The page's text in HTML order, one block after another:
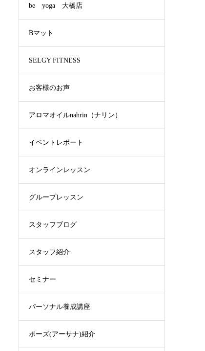
be yoga 大橋店
Bマット
SELGY FITNESS
お客様のお声
アロマオイルnahrin（ナリン）
イベントレポート
オンラインレッスン
グループレッスン
スタッフブログ
スタッフ紹介
セミナー
パーソナル養成講座
ポーズ(アーサナ)紹介